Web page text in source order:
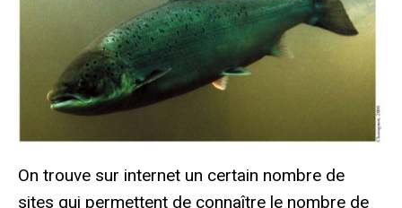
On trouve sur internet un certain nombre de
sites qui permettent de connaître le nombre de